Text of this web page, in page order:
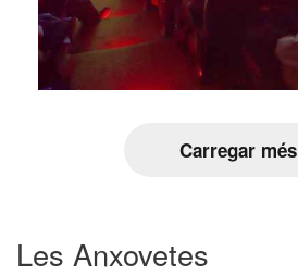
Carregar més
Les Anxovetes